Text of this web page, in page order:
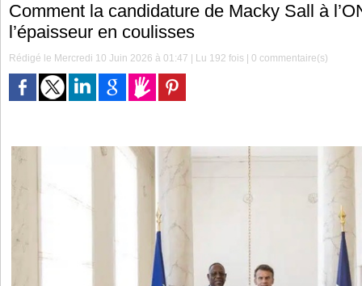
Comment la candidature de Macky Sall à
l’épaisseur en coulisses
Rédigé le Mercredi 10 Juin 2026 à 01:47 | Lu 192 fois |0 commentaire(s)